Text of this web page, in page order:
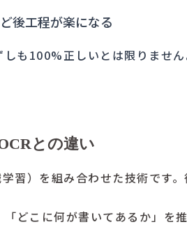
後工程が楽になる
も100%正しいとは限りません
との違い
習）を組み合わせた技術です。
どこに何が書いてあるか」を